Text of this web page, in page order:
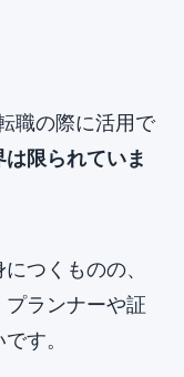
職の際に活用で
限られていま
つくものの、
ランナーや証
す。